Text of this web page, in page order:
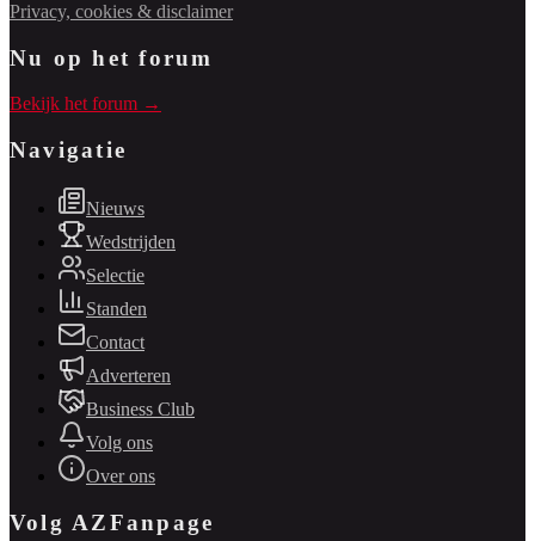
Privacy, cookies & disclaimer
Nu op het forum
Bekijk het forum →
Navigatie
Nieuws
Wedstrijden
Selectie
Standen
Contact
Adverteren
Business Club
Volg ons
Over ons
Volg AZFanpage